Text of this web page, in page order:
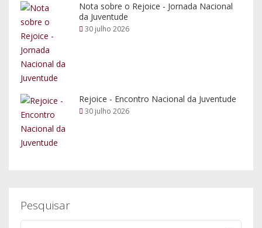
Nota sobre o Rejoice - Jornada Nacional
da Juventude
30 julho 2026
Rejoice - Encontro Nacional da Juventude
30 julho 2026
Pesquisar